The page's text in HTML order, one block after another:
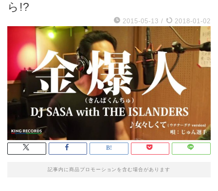
ら!?
2015-05-13 / 2018-01-02
記事内に商品プロモーションを含む場合があります